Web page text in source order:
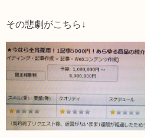
その悲劇がこちら↓